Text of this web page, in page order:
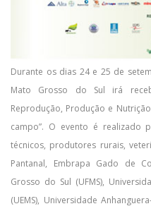
Durante os dias 24 e 25 de
Mato Grosso do Sul irá
Reprodução, Produção e
campo”. O evento é realizado
técnicos, produtores rurais,
Pantanal, Embrapa Gado de
Grosso do Sul (UFMS),
(UEMS), Universidade